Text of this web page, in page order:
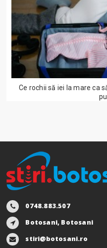
Ce rochii să iei la mare ca
0748.883.507
Botosani, Botosani
stiri@botosani.ro